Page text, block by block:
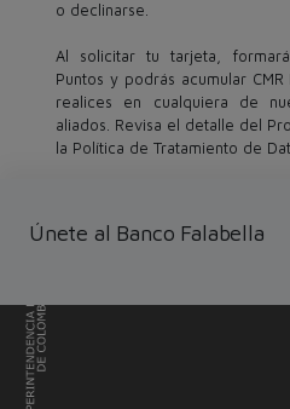
o declinarse.
Al solicitar tu tarjeta,
Puntos y podrás acumular
realices en cualquiera de
aliados. Revisa el detalle del
la Política de Tratamiento de
Únete al Banco Falabella